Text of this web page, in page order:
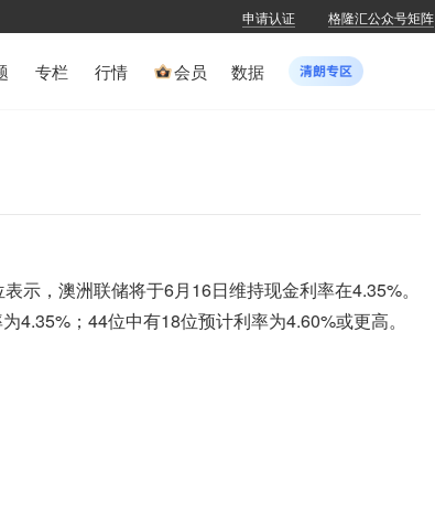
申请认证 格隆汇公众号矩阵
专栏 行情 会员 数据
示，澳洲联储将于6月16日维持现金利率在4.35%。
4.35%；44位中有18位预计利率为4.60%或更高。